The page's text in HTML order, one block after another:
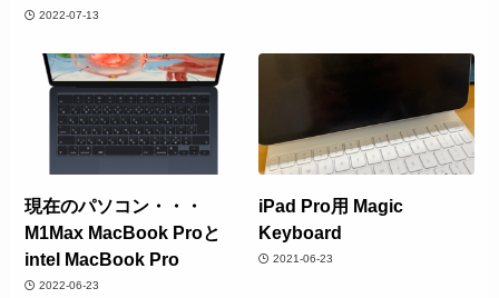
2022-07-13
現在のパソコン・・・
M1Max MacBook Proと
intel MacBook Pro
2022-06-23
iPad Pro用 Magic
Keyboard
2021-06-23